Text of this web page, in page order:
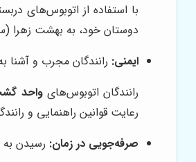
با استفاده از اتوبوس‌های
دوستان خود، به بهشت زهرا
ایمنی: رانندگان مجرب و
رانندگان اتوبوس‌هایواحد
رعایت قوانین راهنمایی و
صرفه‌جویی در زمان: رسیدن